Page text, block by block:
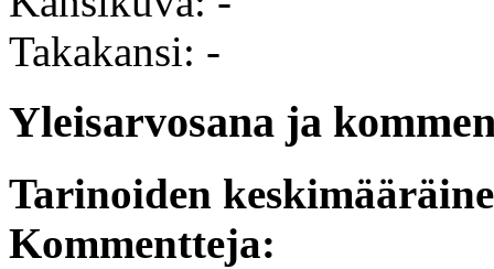
Takakansi: -
Yleisarvosana ja
Tarinoiden
Kommentteja: